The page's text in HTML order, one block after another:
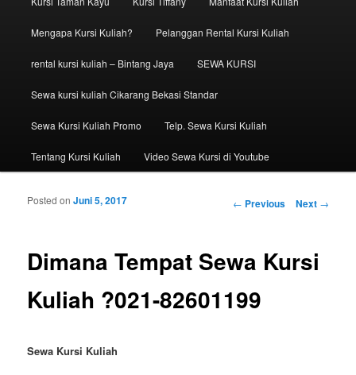
Mengapa Kursi Kuliah? Pelanggan Rental Kursi Kuliah
rental kursi kuliah – Bintang Jaya SEWA KURSI
Sewa kursi kuliah Cikarang Bekasi Standar
Sewa Kursi Kuliah Promo Telp. Sewa Kursi Kuliah
Tentang Kursi Kuliah Video Sewa Kursi di Youtube
Post navigation
← Previous Next →
Dimana Tempat Sewa Kursi
Kuliah ?021-82601199
Posted onJuni 5, 2017
Sewa Kursi Kuliah